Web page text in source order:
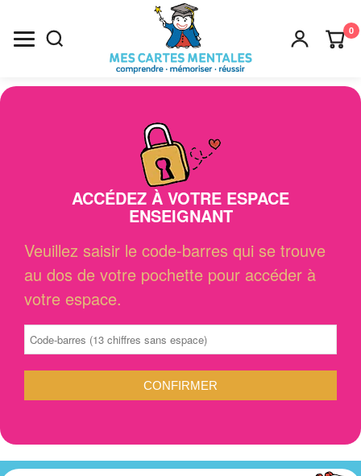
0
Recherche
ACCÉDEZ À VOTRE ESPACE
ENSEIGNANT
Veuillez saisir le code-barres qui se trouve
au dos de votre pochette pour accéder à
votre espace.
CONFIRMER